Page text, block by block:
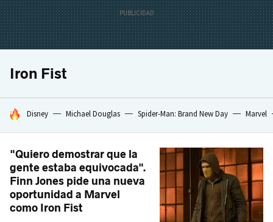
Iron Fist
HOY SE HABLA DE
Disney Michael Douglas Spider-Man: Brand New Day Marvel
"Quiero demostrar que la
gente estaba equivocada".
Finn Jones pide una nueva
oportunidad a Marvel
como Iron Fist